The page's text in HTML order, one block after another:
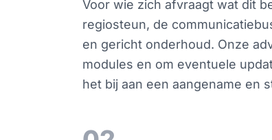
Voor wie zich afvraagt wat dit
regiosteun, de
en gericht onderhoud. Onze
modules en om eventuele
het bij aan een aangename en